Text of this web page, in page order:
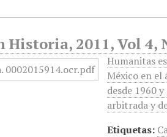
Historia, 2011, Vol 4,
Humanitas
México en el
desde 1960
arbitrada y
Etiquetas: